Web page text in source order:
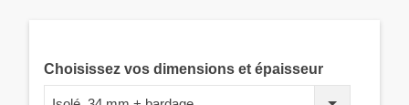
Choisissez vos dimensions et épaisseur